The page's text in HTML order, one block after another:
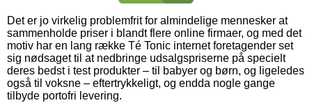
Det er jo virkelig problemfrit for almindelige mennesker at
sammenholde priser i blandt flere online firmaer, og med det
motiv har en lang række Té Tonic internet foretagender set
sig nødsaget til at nedbringe udsalgspriserne på specielt
deres bedst i test produkter – til babyer og børn, og ligeledes
også til voksne – eftertrykkeligt, og endda nogle gange
tilbyde portofri levering.